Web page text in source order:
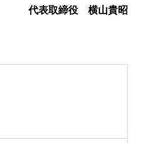
代表取締役 横山貴昭